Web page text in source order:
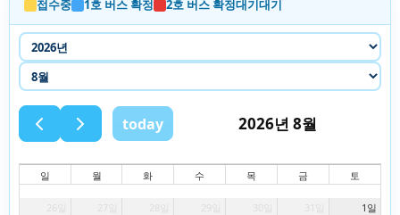
접수중 1호 버스 확정 2호 버스 확정대기대기
today 2026년 8월
일 월 화 수 목 금 토
1일